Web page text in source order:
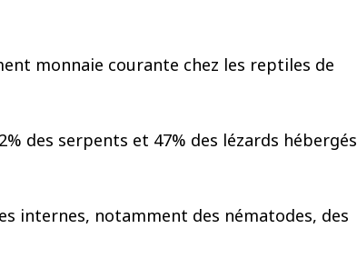
monnaie courante chez les reptiles de
des serpents et 47% des lézards hébergés
internes, notamment des nématodes, des